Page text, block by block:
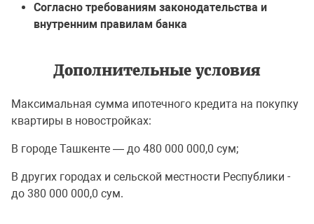
Согласно требованиям законодательства и
внутренним правилам банка
Дополнительные условия
Максимальная сумма ипотечного кредита на покупку
квартиры в новостройках:
В городе Ташкенте — до 480 000 000,0 сум;
В других городах и сельской местности Республики -
до 380 000 000,0 сум.